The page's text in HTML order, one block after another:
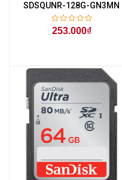
SDSQUNR-128G-GN3MN
253.000₫